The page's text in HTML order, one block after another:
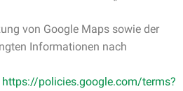
von Google Maps sowie der
Informationen nach
https://policies.google.com/terms?